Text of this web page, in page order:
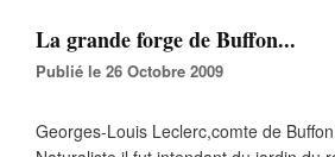
La grande forge de Buffon...
Publié le 26 Octobre 2009
Georges-Louis Leclerc,comte de